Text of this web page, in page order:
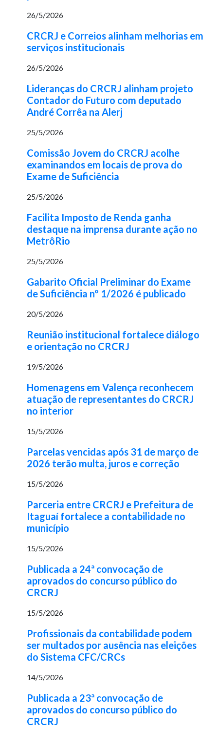
26/5/2026
CRCRJ e Correios alinham melhorias em
serviços institucionais
26/5/2026
Lideranças do CRCRJ alinham projeto
Contador do Futuro com deputado
André Corrêa na Alerj
25/5/2026
Comissão Jovem do CRCRJ acolhe
examinandos em locais de prova do
Exame de Suficiência
25/5/2026
Facilita Imposto de Renda ganha
destaque na imprensa durante ação no
MetrôRio
25/5/2026
Gabarito Oficial Preliminar do Exame
de Suficiência nº 1/2026 é publicado
20/5/2026
Reunião institucional fortalece diálogo
e orientação no CRCRJ
19/5/2026
Homenagens em Valença reconhecem
atuação de representantes do CRCRJ
no interior
15/5/2026
Parcelas vencidas após 31 de março de
2026 terão multa, juros e correção
15/5/2026
Parceria entre CRCRJ e Prefeitura de
Itaguaí fortalece a contabilidade no
município
15/5/2026
Publicada a 24ª convocação de
aprovados do concurso público do
CRCRJ
15/5/2026
Profissionais da contabilidade podem
ser multados por ausência nas eleições
do Sistema CFC/CRCs
14/5/2026
Publicada a 23ª convocação de
aprovados do concurso público do
CRCRJ